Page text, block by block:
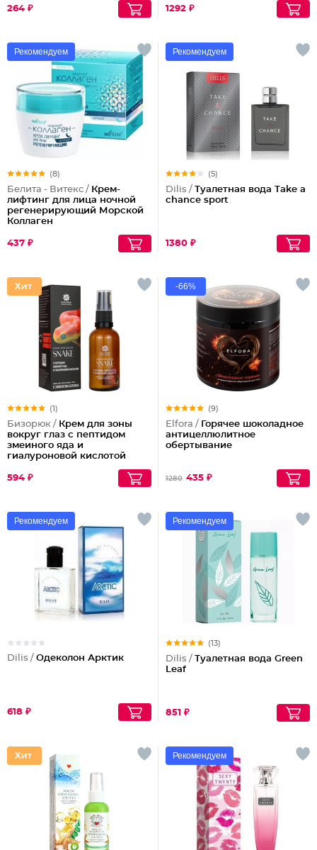
264 ₽ 1292 ₽
Рекомендуем
(8)
Белита - Витекс / Крем-
лифтинг для лица ночной
регенерирующий Морской
Коллаген
437 ₽
Рекомендуем
(5)
Dilis / Туалетная вода Take a
chance sport
1380 ₽
(1)
Бизорюк / Крем для зоны
вокруг глаз с пептидом
змеиного яда и
гиалуроновой кислотой
594 ₽
-66%
(9)
Elfora / Горячее шоколадное
антицеллюлитное
обертывание
1280 435 ₽
Рекомендуем
Dilis / Одеколон Арктик
618 ₽
Рекомендуем
(13)
Dilis / Туалетная вода Green
Leaf
851 ₽
Рекомендуем